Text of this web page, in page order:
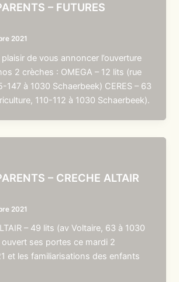
– FUTURES
2021
de vous annoncer l’ouverture
2 crèches : OMEGA – 12 lits (rue
147 à 1030 Schaerbeek) CERES – 63
110-112 à 1030 Schaerbeek).
– CRECHE ALTAIR
2021
– 49 lits (av Voltaire, 63 à 1030
ouvert ses portes ce mardi 2
et les familiarisations des enfants